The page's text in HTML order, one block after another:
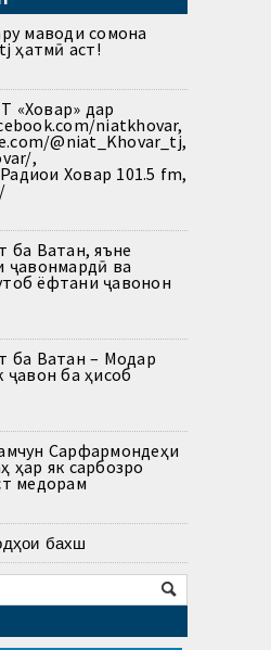
маводи сомона
ҳатмӣ аст!
«Ховар» дар
niatkhovar,
@niat_Khovar_tj,
,
Ховар 101.5 fm,
ба Ватан, яъне
ҷавонмардӣ ва
ёфтани ҷавонон
ба Ватан – Модар
ҷавон ба ҳисоб
Сарфармондеҳи
ҳар як сарбозро
медорам
бахш